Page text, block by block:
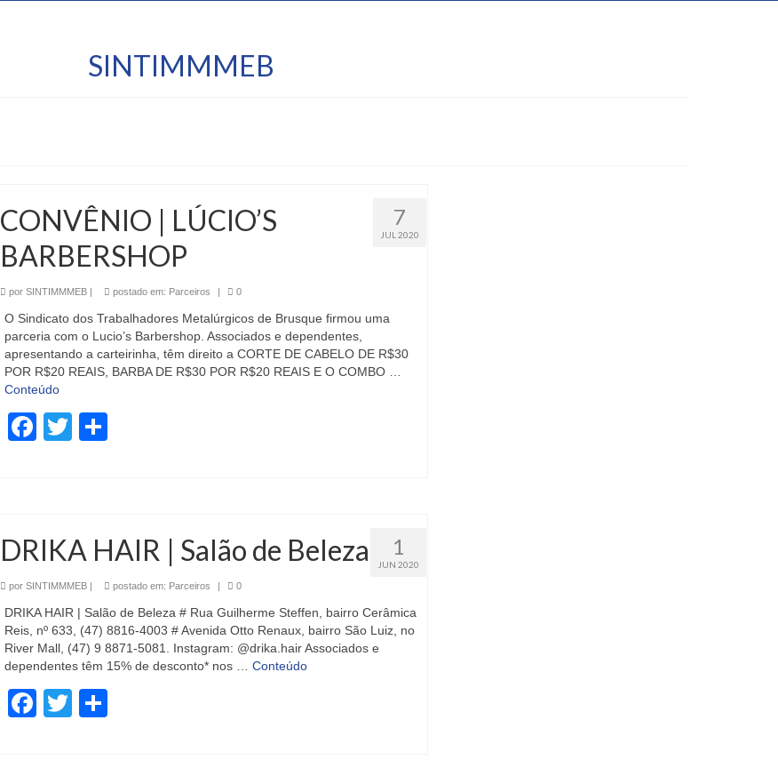
SINTIMMMEB
7
JUL 2020
CONVÊNIO | LÚCIO’S
BARBERSHOP
por SINTIMMMEB| postado em: Parceiros | 0
O Sindicato dos Trabalhadores Metalúrgicos de Brusque firmou uma
parceria com o Lucio’s Barbershop. Associados e dependentes,
apresentando a carteirinha, têm direito a CORTE DE CABELO DE R$30
POR R$20 REAIS, BARBA DE R$30 POR R$20 REAIS E O COMBO …
Conteúdo
Facebook
Twitter
1
JUN 2020
DRIKA HAIR | Salão de Beleza
por SINTIMMMEB| postado em: Parceiros | 0
DRIKA HAIR | Salão de Beleza # Rua Guilherme Steffen, bairro Cerâmica
Reis, nº 633, (47) 8816-4003 # Avenida Otto Renaux, bairro São Luiz, no
River Mall, (47) 9 8871-5081. Instagram: @drika.hair Associados e
dependentes têm 15% de desconto* nos … Conteúdo
Facebook
Twitter